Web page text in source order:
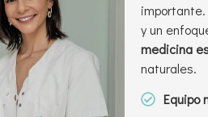
y un
medicina
naturales.
Equipo